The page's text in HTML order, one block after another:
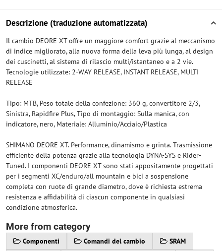
Descrizione (traduzione automatizzata)
Il cambio DEORE XT offre un maggiore comfort grazie al meccanismo
di indice migliorato, alla nuova forma della leva più lunga, al design
dei cuscinetti, al sistema di rilascio multi/istantaneo e a 2 vie.
Tecnologie utilizzate: 2-WAY RELEASE, INSTANT RELEASE, MULTI
RELEASE
Tipo: MTB, Peso totale della confezione: 360 g, convertitore 2/3,
Sinistra, Rapidfire Plus, Tipo di montaggio: Sulla manica, con
indicatore, nero, Materiale: Alluminio/Acciaio/Plastica
SHIMANO DEORE XT. Performance, dinamismo e grinta. Trasmissione
efficiente della potenza grazie alla tecnologia DYNA-SYS e Rider-
Tuned. I componenti DEORE XT sono stati appositamente progettati
per i segmenti XC/enduro/all mountain e bici a sospensione
completa con ruote di grande diametro, dove è richiesta estrema
resistenza e affidabilità di ciascun componente in qualsiasi
condizione atmosferica.
More from category
Componenti Comandi del cambio
SRAM